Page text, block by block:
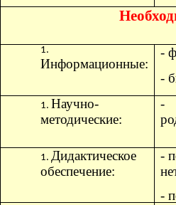
Информационные:
-
-
Научно-
методические:
-
Дидактическое
обеспечение:
-
-